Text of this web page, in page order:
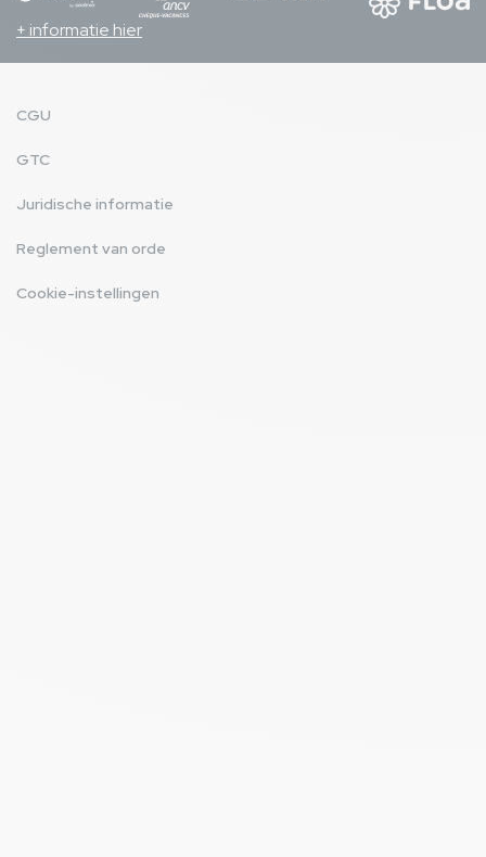
+ informatie hier
CGU
GTC
Juridische informatie
Reglement van orde
Cookie-instellingen